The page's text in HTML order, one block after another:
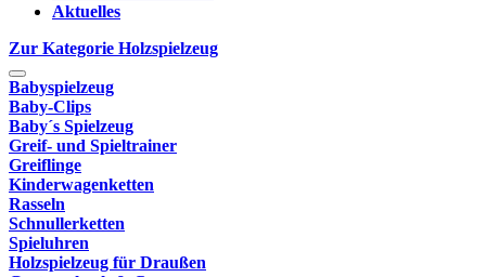
Aktuelles
Zur Kategorie Holzspielzeug
Babyspielzeug
Baby-Clips
Baby´s Spielzeug
Greif- und Spieltrainer
Greiflinge
Kinderwagenketten
Rasseln
Schnullerketten
Spieluhren
Holzspielzeug für Draußen